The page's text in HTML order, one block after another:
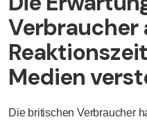
Verbraucher
Medien
Die britischen Verbraucher